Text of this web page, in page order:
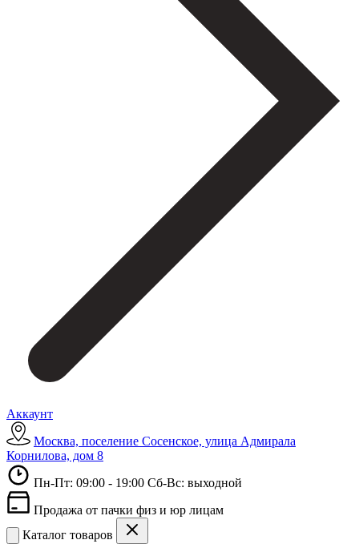
Аккаунт
Москва, поселение Сосенское, улица Адмирала
Корнилова, дом 8
Пн-Пт: 09:00 - 19:00 Сб-Вс: выходной
Продажа от пачки физ и юр лицам
Каталог товаров